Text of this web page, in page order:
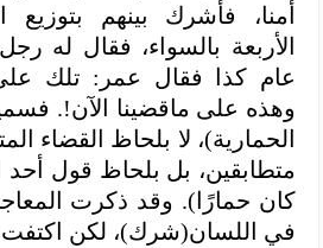
أمنا، فأشرك بينهم بتوزيع
الأربعة بالسواء، فقال له
عام كذا فقال عمر: تلك
وهذه على ماقضينا الآن!.
الحمارية)، لا بلحاظ القضاء
متطابقين، بل بلحاظ قول أحد
كان حمارًا). وقد ذكرت
في اللسان(شرك)، لكن اكتفت